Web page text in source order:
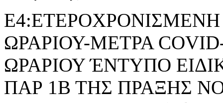
ΩΡΑΡΙΟΥ-ΜΕΤΡΑ
ΩΡΑΡΙΟΥ ΈΝΤΥΠΟ
ΠΑΡ 1Β ΤΗΣ ΠΡΑΞΗΣ